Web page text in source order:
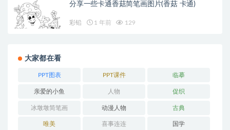
分享一些卡通香菇简笔画图片(香菇 卡通)
彩铅 1 年前 129
大家都在看
PPT图表 PPT课件 临摹
亲爱的小鱼 人物 促织
冰墩墩简笔画 动漫人物 古典
唯美 喜事连连 国学